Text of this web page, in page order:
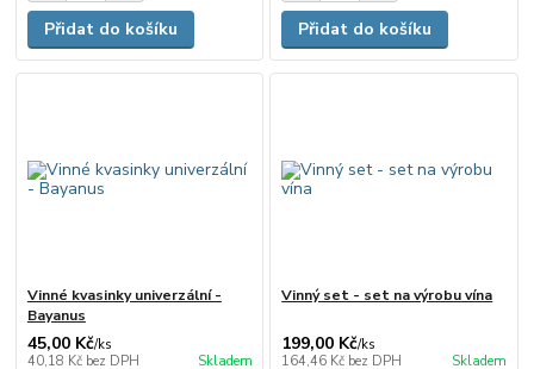
Přidat do košíku Přidat do košíku
Vinné kvasinky univerzální -
Bayanus
45,00 Kč/ks
40,18 Kč bez DPH Skladem
Vinný set - set na výrobu vína
199,00 Kč/ks
164,46 Kč bez DPH Skladem